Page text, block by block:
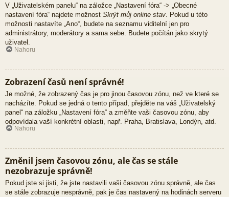
V „Uživatelském panelu“ na záložce „Nastavení fóra“ -> „Obecné
nastavení fóra“ najdete možnost Skrýt můj online stav. Pokud u této
možnosti nastavíte „Ano“, budete na seznamu viditelní jen pro
administrátory, moderátory a sama sebe. Budete počítán jako skrytý
uživatel.
Nahoru
Zobrazení časů není správné!
Je možné, že zobrazený čas je pro jinou časovou zónu, než ve které se
nacházíte. Pokud se jedná o tento případ, přejděte na váš „Uživatelský
panel“ na záložku „Nastavení fóra“ a změňte vaši časovou zónu, aby
odpovídala vaší konkrétní oblasti, např. Praha, Bratislava, Londýn, atd.
Nahoru
Změnil jsem časovou zónu, ale čas se stále
nezobrazuje správně!
Pokud jste si jisti, že jste nastavili vaši časovou zónu správně, ale čas
se stále zobrazuje nesprávně, pak je čas nastavený na hodinách serveru